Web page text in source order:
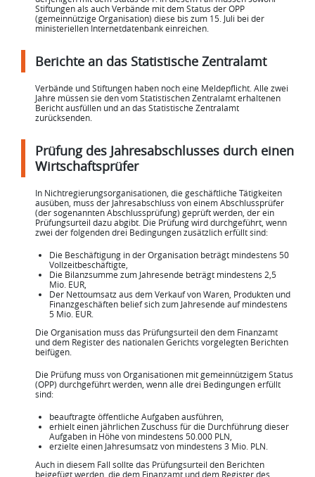
Stiftungen als auch Verbände mit dem Status der OPP
(gemeinnützige Organisation) diese bis zum 15. Juli bei der
ministeriellen Internetdatenbank einreichen.
Berichte an das Statistische Zentralamt
Verbände und Stiftungen haben noch eine Meldepflicht. Alle zwei
Jahre müssen sie den vom Statistischen Zentralamt erhaltenen
Bericht ausfüllen und an das Statistische Zentralamt
zurücksenden.
Prüfung des Jahresabschlusses durch einen
Wirtschaftsprüfer
In Nichtregierungsorganisationen, die geschäftliche Tätigkeiten
ausüben, muss der Jahresabschluss von einem Abschlussprüfer
(der sogenannten Abschlussprüfung) geprüft werden, der ein
Prüfungsurteil dazu abgibt. Die Prüfung wird durchgeführt, wenn
zwei der folgenden drei Bedingungen zusätzlich erfüllt sind:
Die Beschäftigung in der Organisation beträgt mindestens 50
Vollzeitbeschäftigte,
Die Bilanzsumme zum Jahresende beträgt mindestens 2,5
Mio. EUR,
Der Nettoumsatz aus dem Verkauf von Waren, Produkten und
Finanzgeschäften belief sich zum Jahresende auf mindestens
5 Mio. EUR.
Die Organisation muss das Prüfungsurteil den dem Finanzamt
und dem Register des nationalen Gerichts vorgelegten Berichten
beifügen.
Die Prüfung muss von Organisationen mit gemeinnützigem Status
(OPP) durchgeführt werden, wenn alle drei Bedingungen erfüllt
sind:
beauftragte öffentliche Aufgaben ausführen,
erhielt einen jährlichen Zuschuss für die Durchführung dieser
Aufgaben in Höhe von mindestens 50.000 PLN,
erzielte einen Jahresumsatz von mindestens 3 Mio. PLN.
Auch in diesem Fall sollte das Prüfungsurteil den Berichten
beigefügt werden, die dem Finanzamt und dem Register des